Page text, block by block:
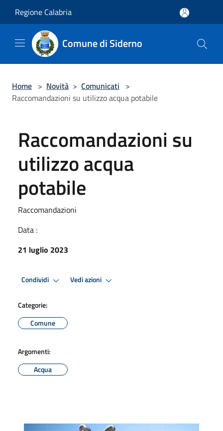
Regione Calabria
Comune di Siderno
Home > Novità > Comunicati >
Raccomandazioni su utilizzo acqua potabile
Raccomandazioni su
utilizzo acqua
potabile
Raccomandazioni
Data :
21 luglio 2023
Condividi Vedi azioni
Categorie:
Comune
Argomenti:
Acqua